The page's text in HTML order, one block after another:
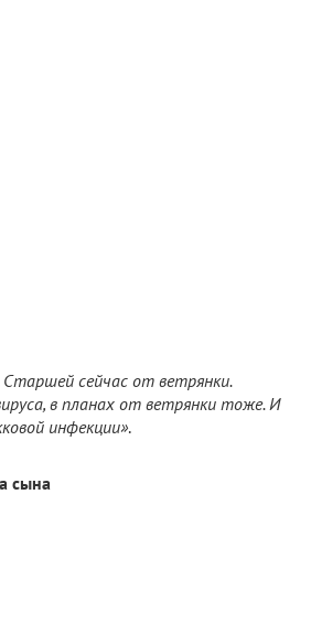
Старшей сейчас от ветрянки.
в планах от ветрянки тоже. И
инфекции».
сына